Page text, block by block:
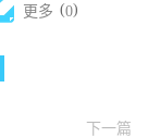
更多 (0)
下一篇